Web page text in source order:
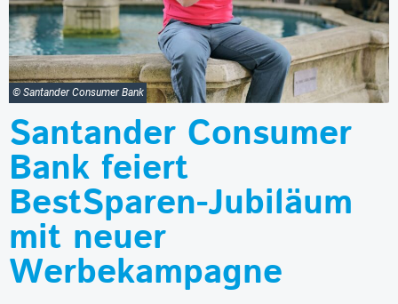
© Santander Consumer Bank
Santander Consumer
Bank feiert
BestSparen-Jubiläum
mit neuer
Werbekampagne